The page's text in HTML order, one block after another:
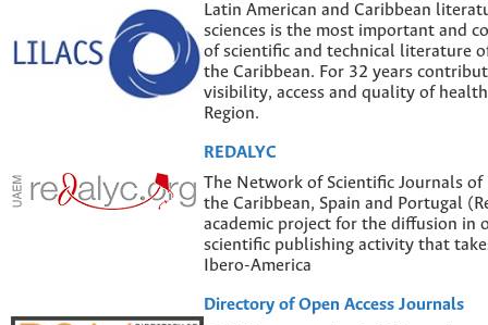
Latin American and Caribbean
sciences is the most important and
of scientific and technical literature
the Caribbean. For 32 years
visibility, access and quality of
Region.
REDALYC
The Network of Scientific Journals of
the Caribbean, Spain and Portugal
academic project for the diffusion in
scientific publishing activity that
Ibero-America
Directory of Open Access Journals